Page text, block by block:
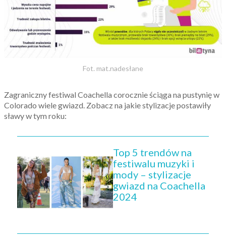
Fot. mat.nadesłane
Zagraniczny festiwal Coachella corocznie ściąga na pustynię w
Colorado wiele gwiazd. Zobacz na jakie stylizacje postawiły
sławy w tym roku:
Top 5 trendów na
festiwalu muzyki i
mody – stylizacje
gwiazd na Coachella
2024